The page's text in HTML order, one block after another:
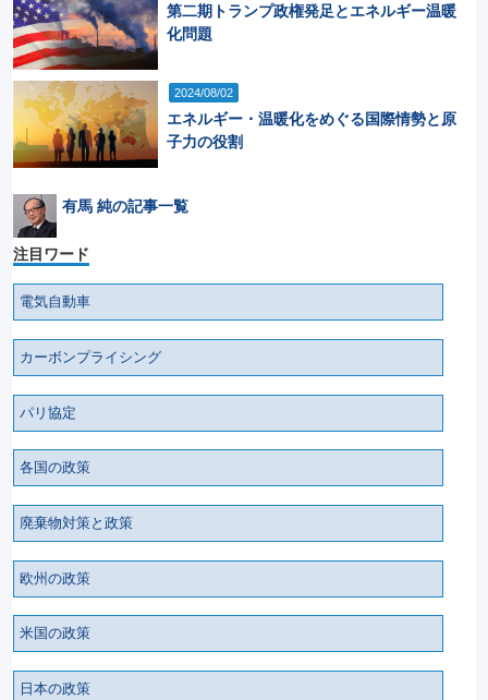
第二期トランプ政権発足とエネルギー温暖
化問題
2024/08/02
エネルギー・温暖化をめぐる国際情勢と原
子力の役割
有馬 純の記事一覧
注目ワード
電気自動車
カーボンプライシング
パリ協定
各国の政策
廃棄物対策と政策
欧州の政策
米国の政策
日本の政策